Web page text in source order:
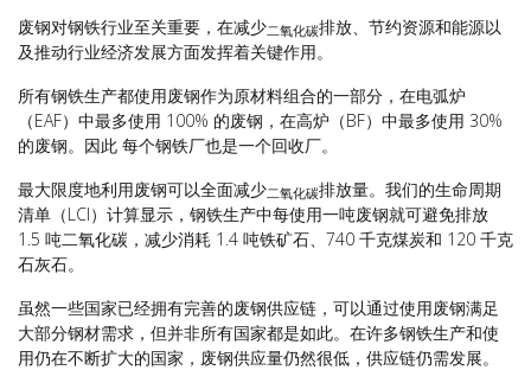
废钢对钢铁行业至关重要，在减少二氧化碳排放、节约资源和能源以
及推动行业经济发展方面发挥着关键作用。
所有钢铁生产都使用废钢作为原材料组合的一部分，在电弧炉
（EAF）中最多使用 100% 的废钢，在高炉（BF）中最多使用 30%
的废钢。因此 每个钢铁厂也是一个回收厂。
最大限度地利用废钢可以全面减少二氧化碳排放量。我们的生命周期
清单（LCI）计算显示，钢铁生产中每使用一吨废钢就可避免排放
1.5 吨二氧化碳，减少消耗 1.4 吨铁矿石、740 千克煤炭和 120 千克
石灰石。
虽然一些国家已经拥有完善的废钢供应链，可以通过使用废钢满足
大部分钢材需求，但并非所有国家都是如此。在许多钢铁生产和使
用仍在不断扩大的国家，废钢供应量仍然很低，供应链仍需发展。